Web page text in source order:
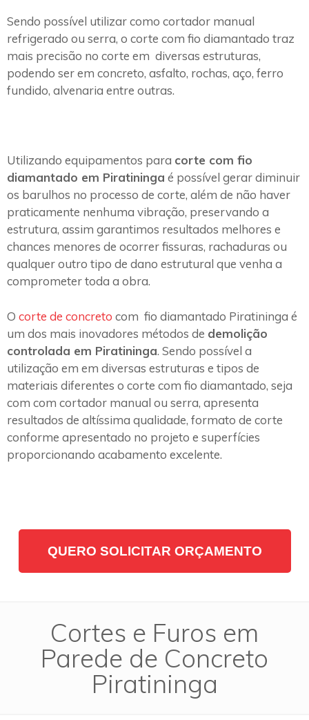
Sendo possível utilizar como cortador manual
refrigerado ou serra, o corte com fio diamantado traz
mais precisão no corte em diversas estruturas,
podendo ser em concreto, asfalto, rochas, aço, ferro
fundido, alvenaria entre outras.
Utilizando equipamentos para corte com fio
diamantado em Piratininga é possível gerar diminuir
os barulhos no processo de corte, além de não haver
praticamente nenhuma vibração, preservando a
estrutura, assim garantimos resultados melhores e
chances menores de ocorrer fissuras, rachaduras ou
qualquer outro tipo de dano estrutural que venha a
comprometer toda a obra.
O corte de concreto com fio diamantado Piratininga é
um dos mais inovadores métodos de demolição
controlada em Piratininga. Sendo possível a
utilização em em diversas estruturas e tipos de
materiais diferentes o corte com fio diamantado, seja
com com cortador manual ou serra, apresenta
resultados de altíssima qualidade, formato de corte
conforme apresentado no projeto e superfícies
proporcionando acabamento excelente.
QUERO SOLICITAR ORÇAMENTO
Cortes e Furos em
Parede de Concreto
Piratininga